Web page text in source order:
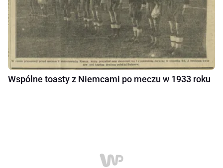
Wspólne toasty z Niemcami po meczu w 1933 roku